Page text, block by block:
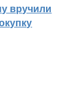
вручили